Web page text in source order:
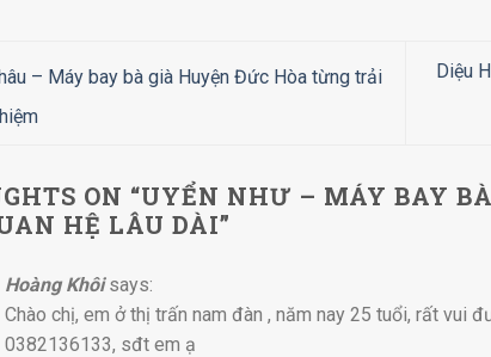
– Máy bay bà già Huyện Đức Hòa từng trải
Diệu
ON “UYỂN NHƯ – MÁY BAY
HỆ LÂU DÀI”
Hoàng Khôi says:
Chào chị, em ở thị trấn nam đàn , năm nay 25 tuổi, rất vui
0382136133, sđt em ạ